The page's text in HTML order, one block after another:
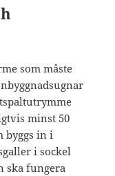
som måste
minst 50
byggs in i
i sockel
ska fungera